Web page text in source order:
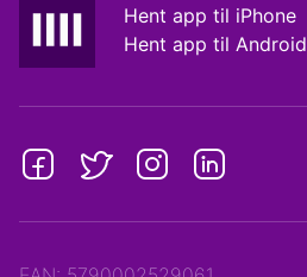
Hent app til iPhone
Hent app til Android